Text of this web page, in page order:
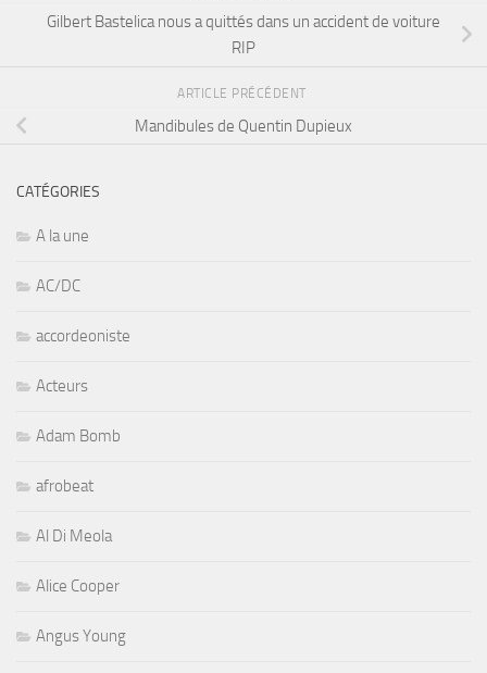
Gilbert Bastelica nous a quittés dans un accident de voiture
RIP
ARTICLE PRÉCÉDENT
Mandibules de Quentin Dupieux
CATÉGORIES
A la une
AC/DC
accordeoniste
Acteurs
Adam Bomb
afrobeat
Al Di Meola
Alice Cooper
Angus Young